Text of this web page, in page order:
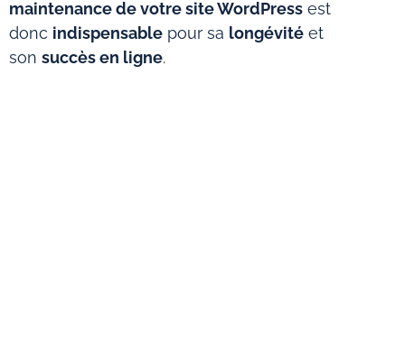
maintenance de votre site WordPress est
donc indispensable pour sa longévité et
son succès en ligne.